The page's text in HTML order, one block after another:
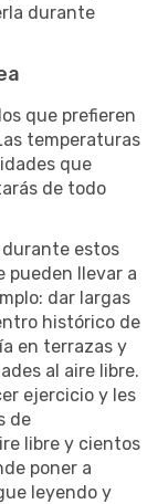
durante
que prefieren
temperaturas
que
de todo
estos
pueden llevar a
dar largas
histórico de
en terrazas y
al aire libre.
ejercicio y les
de
libre y cientos
poner a
leyendo y